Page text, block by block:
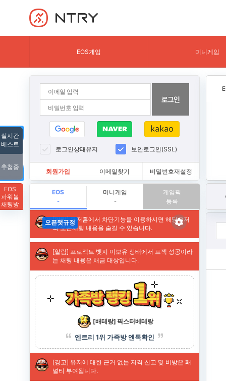
NTRY
EOS게임 미니게임
로그인상태유지 보안로그인(SSL)
회원가입 이메일찾기 비밀번호재설정
EOS
-
미니게임
-
게임픽
등록
실시간
베스트
추첨중
EOS
파워볼
채팅방